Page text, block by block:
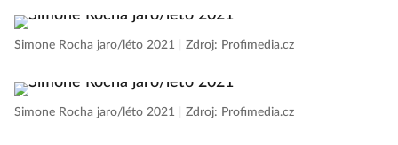
Simone Rocha jaro/léto 2021 Zdroj: Profimedia.cz
Simone Rocha jaro/léto 2021 Zdroj: Profimedia.cz